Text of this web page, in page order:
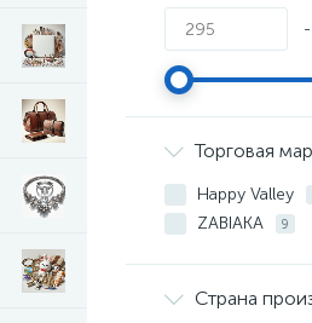
-
Торговая
Happy Valley
ZABIAKA 9
Страна